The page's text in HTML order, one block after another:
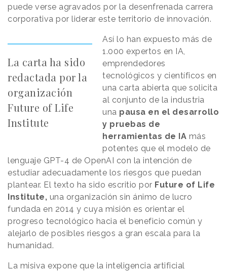
puede verse agravados por la desenfrenada carrera
corporativa por liderar este territorio de innovación.
La carta ha sido
redactada por la
organización
Future of Life
Institute
Así lo han expuesto más de
1.000 expertos en IA,
emprendedores
tecnológicos y científicos en
una carta abierta que solicita
al conjunto de la industria
una pausa en el desarrollo
y pruebas de
herramientas de IA más
potentes que el modelo de
lenguaje GPT-4 de OpenAI con la intención de
estudiar adecuadamente los riesgos que puedan
plantear. El texto ha sido escritio por Future of Life
Institute, una organización sin ánimo de lucro
fundada en 2014 y cuya misión es orientar el
progreso tecnológico hacia el beneficio común y
alejarlo de posibles riesgos a gran escala para la
humanidad.
La misiva expone que la inteligencia artificial